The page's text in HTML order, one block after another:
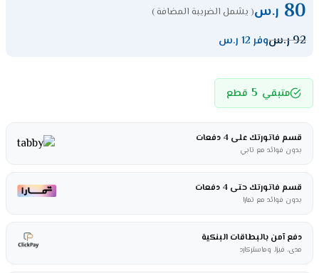
80 ر.س( يشمل الضريبة المضافة )
92ر.سوفر 12 ر.س
متبقي 5 قطع
قسم فاتورتك على 4 دفعات
بدون فوائد مع تابي
قسم فاتورتك حتى 4 دفعات
بدون فوائد مع تمارا
دفع آمن بالبطاقات البنكية
مدى، فيزا، وماستركارد